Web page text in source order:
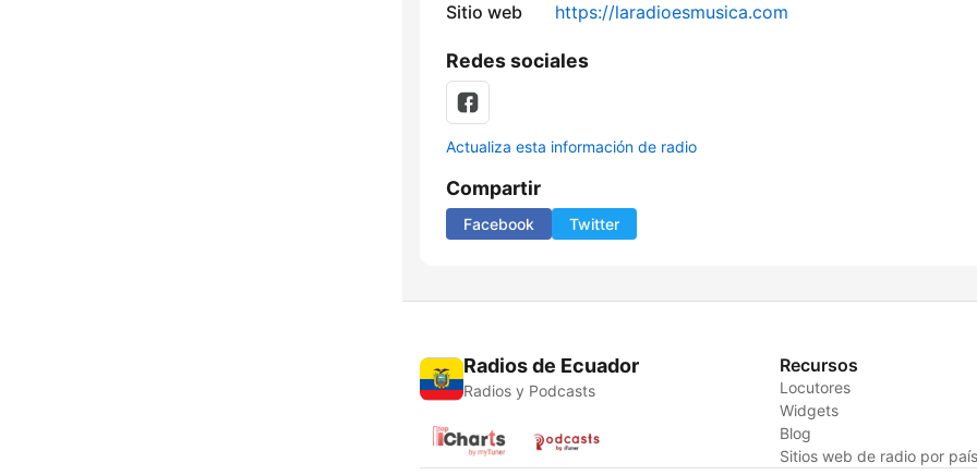
Sitio web https://laradioesmusica.com
Redes sociales
Actualiza esta información de radio
Compartir
Facebook Twitter
Radios de Ecuador
Radios y Podcasts
Recursos
Locutores
Widgets
Blog
Sitios web de radio por